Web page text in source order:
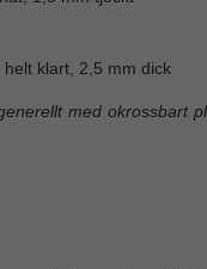
klart, 2,5 mm dick
med okrossbart